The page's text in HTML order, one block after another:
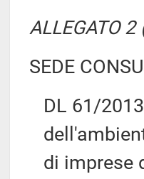
ALLEGATO
SEDE
DL 61/
di imprese